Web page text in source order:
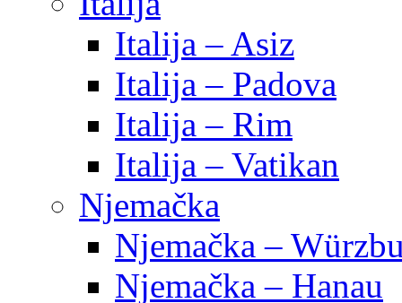
Italija – Asiz
Italija – Padova
Italija – Rim
Italija – Vatikan
Njemačka
Njemačka –
Njemačka – Hanau